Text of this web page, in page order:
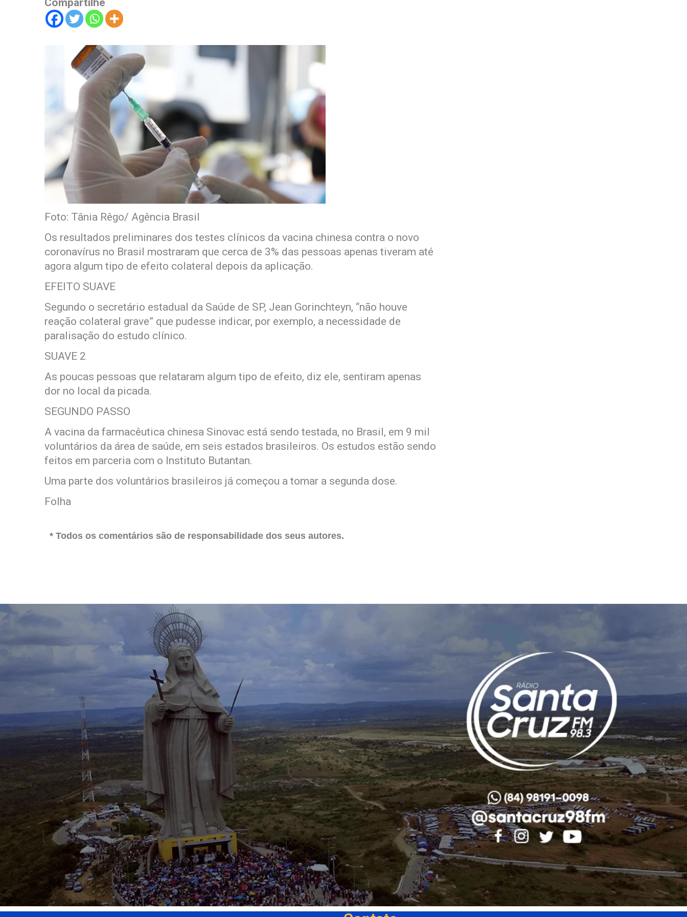
Compartilhe
Foto: Tânia Rêgo/ Agência Brasil
Os resultados preliminares dos testes clínicos da vacina chinesa contra o novo
coronavírus no Brasil mostraram que cerca de 3% das pessoas apenas tiveram até
agora algum tipo de efeito colateral depois da aplicação.
EFEITO SUAVE
Segundo o secretário estadual da Saúde de SP, Jean Gorinchteyn, “não houve
reação colateral grave” que pudesse indicar, por exemplo, a necessidade de
paralisação do estudo clínico.
SUAVE 2
As poucas pessoas que relataram algum tipo de efeito, diz ele, sentiram apenas
dor no local da picada.
SEGUNDO PASSO
A vacina da farmacêutica chinesa Sinovac está sendo testada, no Brasil, em 9 mil
voluntários da área de saúde, em seis estados brasileiros. Os estudos estão sendo
feitos em parceria com o Instituto Butantan.
Uma parte dos voluntários brasileiros já começou a tomar a segunda dose.
Folha
* Todos os comentários são de responsabilidade dos seus autores.